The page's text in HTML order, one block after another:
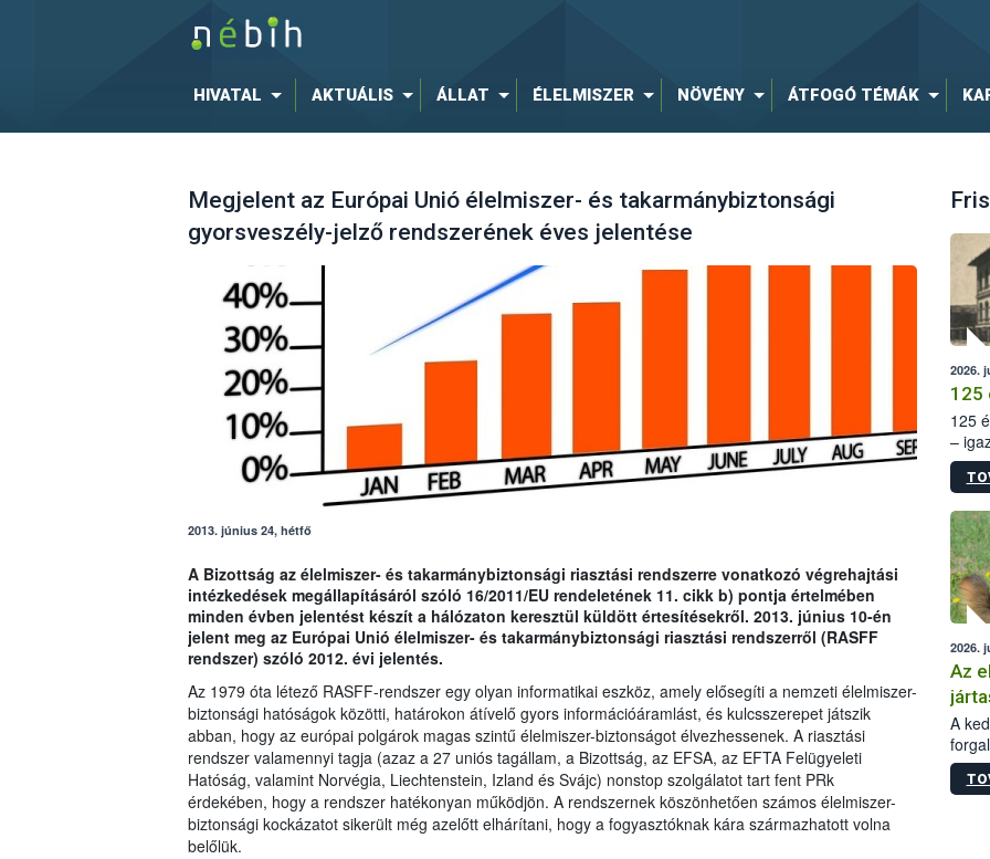
HIVATAL AKTUÁLIS ÁLLAT ÉLELMISZER NÖVÉNY ÁTFOGÓ TÉMÁK
Megjelent az Európai Unió élelmiszer- és takarmánybiztonsági
gyorsveszély-jelző rendszerének éves jelentése
2013. június 24, hétfő
A Bizottság az élelmiszer- és takarmánybiztonsági riasztási rendszerre vonatkozó végrehajtási
intézkedések megállapításáról szóló 16/2011/EU rendeletének 11. cikk b) pontja értelmében
minden évben jelentést készít a hálózaton keresztül küldött értesítésekről. 2013. június 10-én
jelent meg az Európai Unió élelmiszer- és takarmánybiztonsági riasztási rendszerről (RASFF
rendszer) szóló 2012. évi jelentés.
Az 1979 óta létező RASFF-rendszer egy olyan informatikai eszköz, amely elősegíti a nemzeti élelmiszer-
biztonsági hatóságok közötti, határokon átívelő gyors információáramlást, és kulcsszerepet játszik
abban, hogy az európai polgárok magas szintű élelmiszer-biztonságot élvezhessenek. A riasztási
rendszer valamennyi tagja (azaz a 27 uniós tagállam, a Bizottság, az EFSA, az EFTA Felügyeleti
Hatóság, valamint Norvégia, Liechtenstein, Izland és Svájc) nonstop szolgálatot tart fent PRk
érdekében, hogy a rendszer hatékonyan működjön. A rendszernek köszönhetően számos élelmiszer-
biztonsági kockázatot sikerült még azelőtt elhárítani, hogy a fogyasztóknak kára származhatott volna
belőlük.
2026.
125
125
–
15.
2026.
Az
A